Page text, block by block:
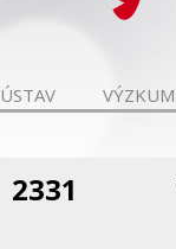
ÚSTAV VÝZKUM
2331